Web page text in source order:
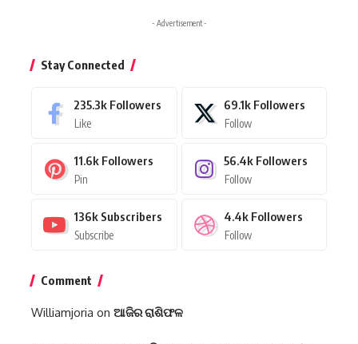
- Advertisement -
Stay Connected
235.3k Followers
Like
69.1k Followers
Follow
11.6k Followers
Pin
56.4k Followers
Follow
136k Subscribers
Subscribe
4.4k Followers
Follow
Comment
Williamjoria on ଆଜିର ରାଶିଫଳ